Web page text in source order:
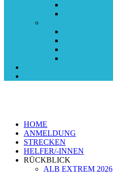
HOME
ANMELDUNG
STRECKEN
HELFER/-INNEN
RÜCKBLICK
ALB EXTREM 2026